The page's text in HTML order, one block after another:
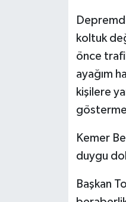
koltuk
önce
ayağım
kişilere
Kemer
duygu
Başkan